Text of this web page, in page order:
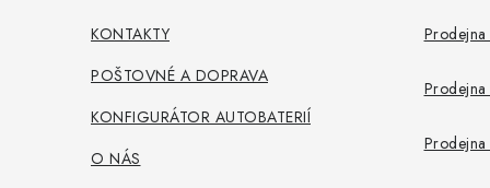
KONTAKTY
POŠTOVNÉ A DOPRAVA
KONFIGURÁTOR AUTOBATERIÍ
O NÁS
Prodejna